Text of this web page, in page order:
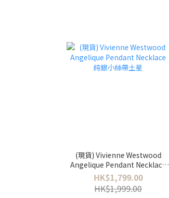
(現貨) Vivienne Westwood
Angelique Pendant Necklace
純銀小絲帶土星
HK$1,799.00
HK$1,999.00